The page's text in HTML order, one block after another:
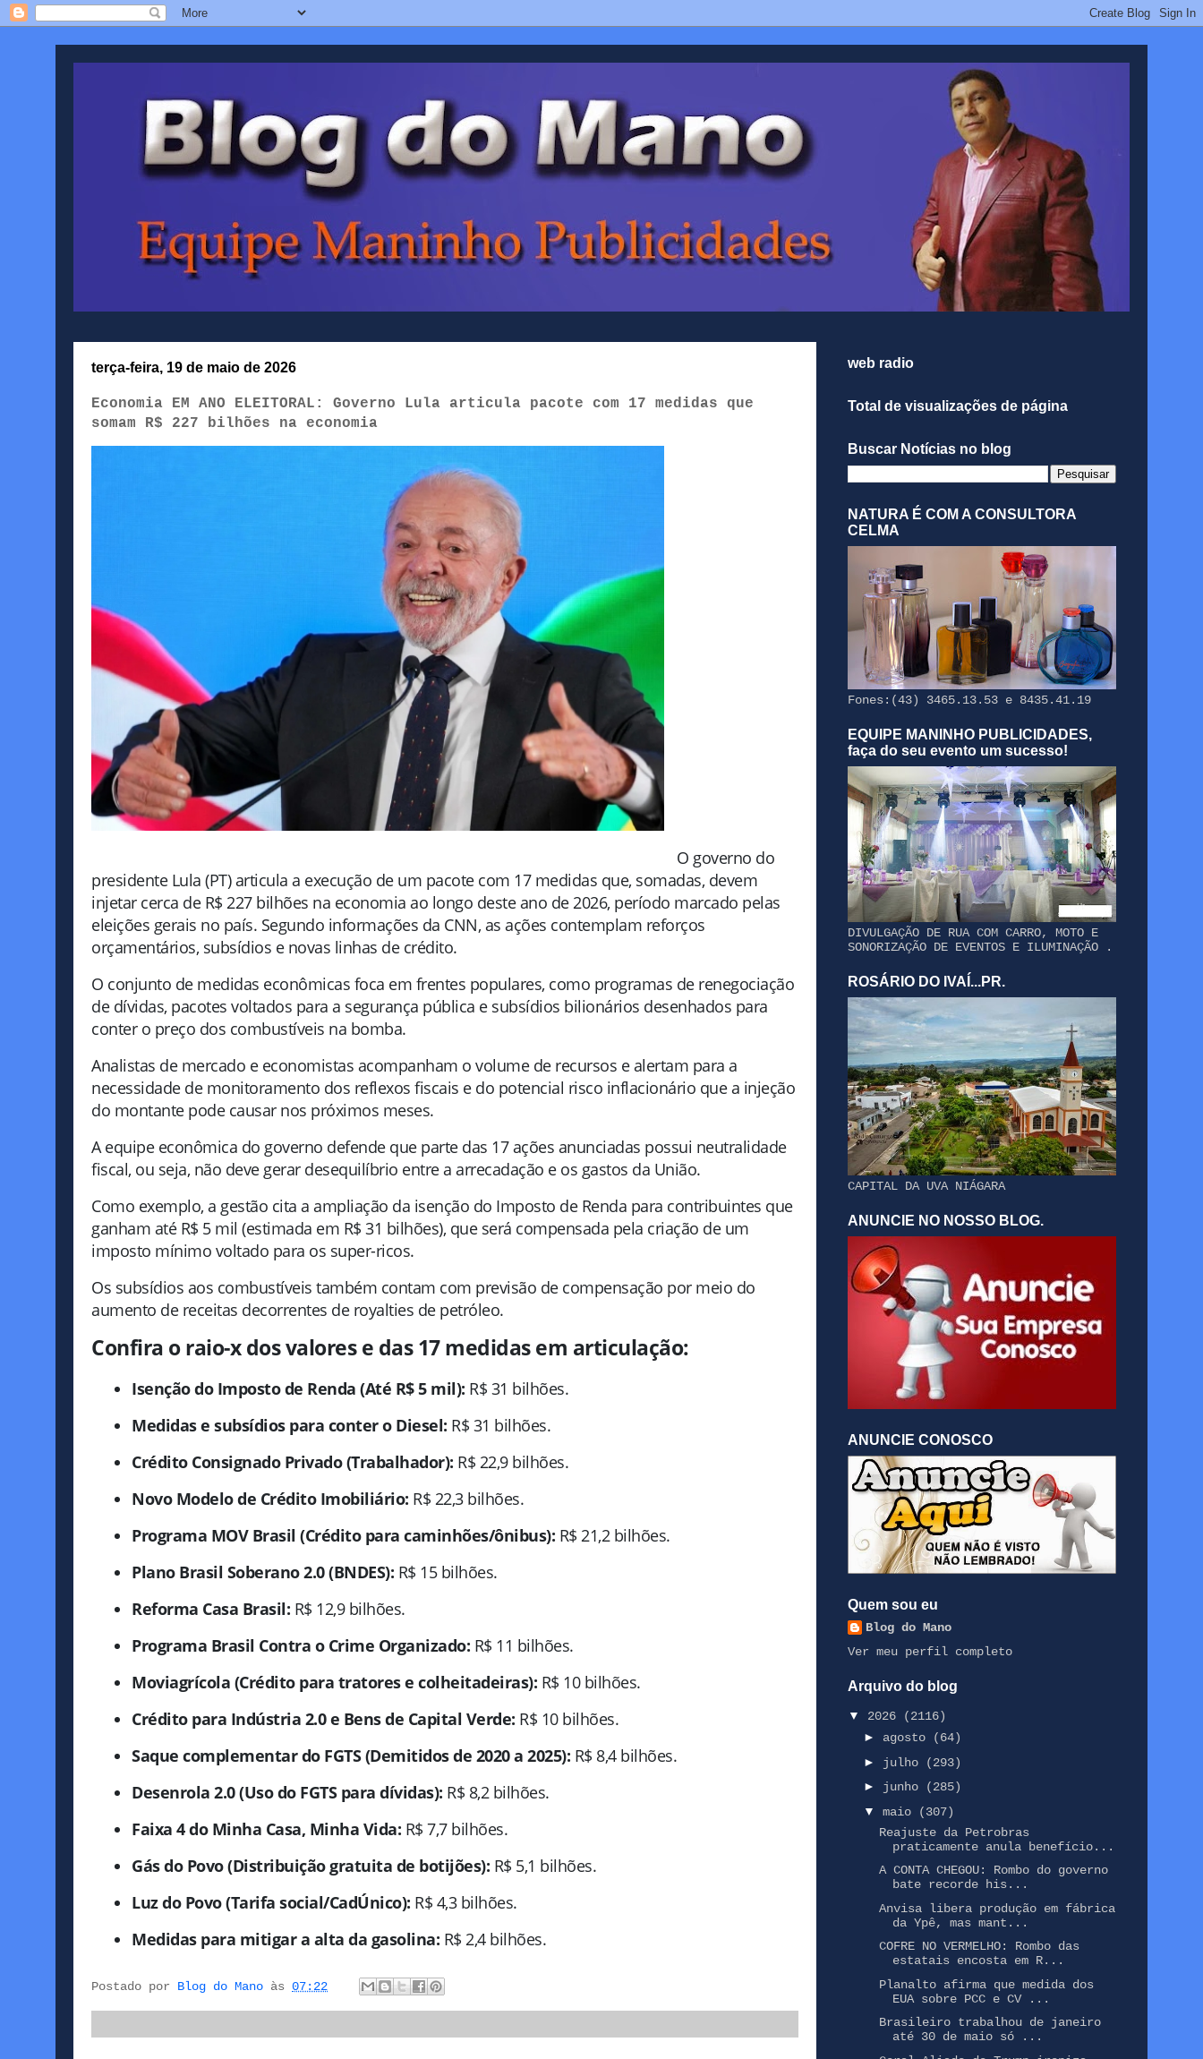
terça-feira, 19 de maio de 2026
Economia EM ANO ELEITORAL: Governo Lula articula pacote com 17 medidas que
somam R$ 227 bilhões na economia
O governo do
presidente Lula (PT) articula a execução de um pacote com 17 medidas que, somadas, devem
injetar cerca de R$ 227 bilhões na economia ao longo deste ano de 2026, período marcado pelas
eleições gerais no país. Segundo informações da CNN, as ações contemplam reforços
orçamentários, subsídios e novas linhas de crédito.
O conjunto de medidas econômicas foca em frentes populares, como programas de renegociação
de dívidas, pacotes voltados para a segurança pública e subsídios bilionários desenhados para
conter o preço dos combustíveis na bomba.
Analistas de mercado e economistas acompanham o volume de recursos e alertam para a
necessidade de monitoramento dos reflexos fiscais e do potencial risco inflacionário que a injeção
do montante pode causar nos próximos meses.
A equipe econômica do governo defende que parte das 17 ações anunciadas possui neutralidade
fiscal, ou seja, não deve gerar desequilíbrio entre a arrecadação e os gastos da União.
Como exemplo, a gestão cita a ampliação da isenção do Imposto de Renda para contribuintes que
ganham até R$ 5 mil (estimada em R$ 31 bilhões), que será compensada pela criação de um
imposto mínimo voltado para os super-ricos.
Os subsídios aos combustíveis também contam com previsão de compensação por meio do
aumento de receitas decorrentes de royalties de petróleo.
Confira o raio-x dos valores e das 17 medidas em articulação:
Isenção do Imposto de Renda (Até R$ 5 mil): R$ 31 bilhões.
Medidas e subsídios para conter o Diesel: R$ 31 bilhões.
Crédito Consignado Privado (Trabalhador): R$ 22,9 bilhões.
Novo Modelo de Crédito Imobiliário: R$ 22,3 bilhões.
Programa MOV Brasil (Crédito para caminhões/ônibus): R$ 21,2 bilhões.
Plano Brasil Soberano 2.0 (BNDES): R$ 15 bilhões.
Reforma Casa Brasil: R$ 12,9 bilhões.
Programa Brasil Contra o Crime Organizado: R$ 11 bilhões.
Moviagrícola (Crédito para tratores e colheitadeiras): R$ 10 bilhões.
Crédito para Indústria 2.0 e Bens de Capital Verde: R$ 10 bilhões.
Saque complementar do FGTS (Demitidos de 2020 a 2025): R$ 8,4 bilhões.
Desenrola 2.0 (Uso do FGTS para dívidas): R$ 8,2 bilhões.
Faixa 4 do Minha Casa, Minha Vida: R$ 7,7 bilhões.
Gás do Povo (Distribuição gratuita de botijões): R$ 5,1 bilhões.
Luz do Povo (Tarifa social/CadÚnico): R$ 4,3 bilhões.
Medidas para mitigar a alta da gasolina: R$ 2,4 bilhões.
Postado por Blog do Mano às 07:22
web radio
Total de visualizações de página
Buscar Notícias no blog
NATURA É COM A CONSULTORA
CELMA
Fones:(43) 3465.13.53 e 8435.41.19
EQUIPE MANINHO PUBLICIDADES,
faça do seu evento um sucesso!
DIVULGAÇÃO DE RUA COM CARRO, MOTO E
SONORIZAÇÃO DE EVENTOS E ILUMINAÇÃO .
ROSÁRIO DO IVAÍ...PR.
CAPITAL DA UVA NIÁGARA
ANUNCIE NO NOSSO BLOG.
ANUNCIE CONOSCO
Quem sou eu
Blog do Mano
Ver meu perfil completo
Arquivo do blog
▼ 2026
(2116)
► agosto
(64)
► julho
(293)
► junho
(285)
▼ maio
(307)
Reajuste da Petrobras
praticamente anula benefício...
A CONTA CHEGOU: Rombo do governo
bate recorde his...
Anvisa libera produção em fábrica
da Ypê, mas mant...
COFRE NO VERMELHO: Rombo das
estatais encosta em R...
Planalto afirma que medida dos
EUA sobre PCC e CV ...
Brasileiro trabalhou de janeiro
até 30 de maio só ...